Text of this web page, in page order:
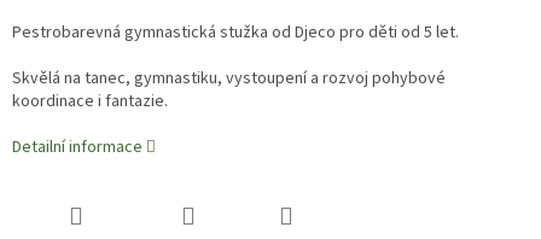
Pestrobarevná gymnastická stužka od Djeco pro děti od 5 let.
Skvělá na tanec, gymnastiku, vystoupení a rozvoj pohybové
koordinace i fantazie.
Detailní informace